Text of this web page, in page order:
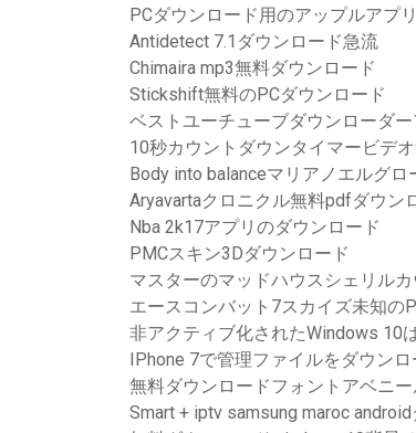
PCダウンロード用のアップルアプリ
Antidetect 7.1ダウンロード急流
Chimaira mp3無料ダウンロード
Stickshift無料のPCダウンロード
ベストユーチューブダウンローダ
10秒カウントダウンタイマービデ
Body into balanceマリアノエルグ
Aryavartaクロニクル無料pdfダウン
Nba 2k17アプリのダウンロード
PMCスキン3Dダウンロード
マスターのマッドハウスシェリル
エースコンバット7スカイズ未知の
非アクティブ化されたWindows 10
IPhone 7で管理ファイルをダウン
無料ダウンロードフォントアベニ
Smart + iptv samsung maroc